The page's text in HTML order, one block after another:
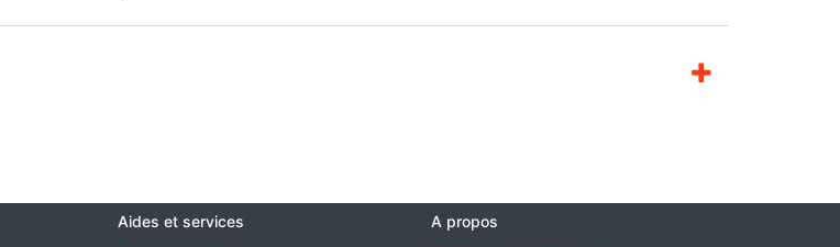
Aides et services A propos